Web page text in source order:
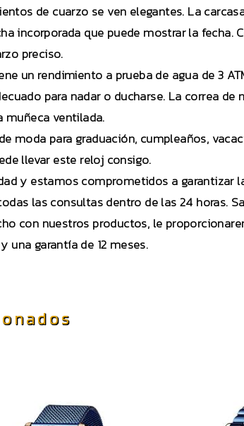
de cuarzo se ven elegantes. La
incorporada que puede mostrar la fecha.
preciso.
un rendimiento a prueba de agua de 3
para nadar o ducharse. La correa de
ventilada.
moda para graduación, cumpleaños,
llevar este reloj consigo.
y estamos comprometidos a garantizar
las consultas dentro de las 24 horas.
con nuestros productos, le
una garantía de 12 meses.